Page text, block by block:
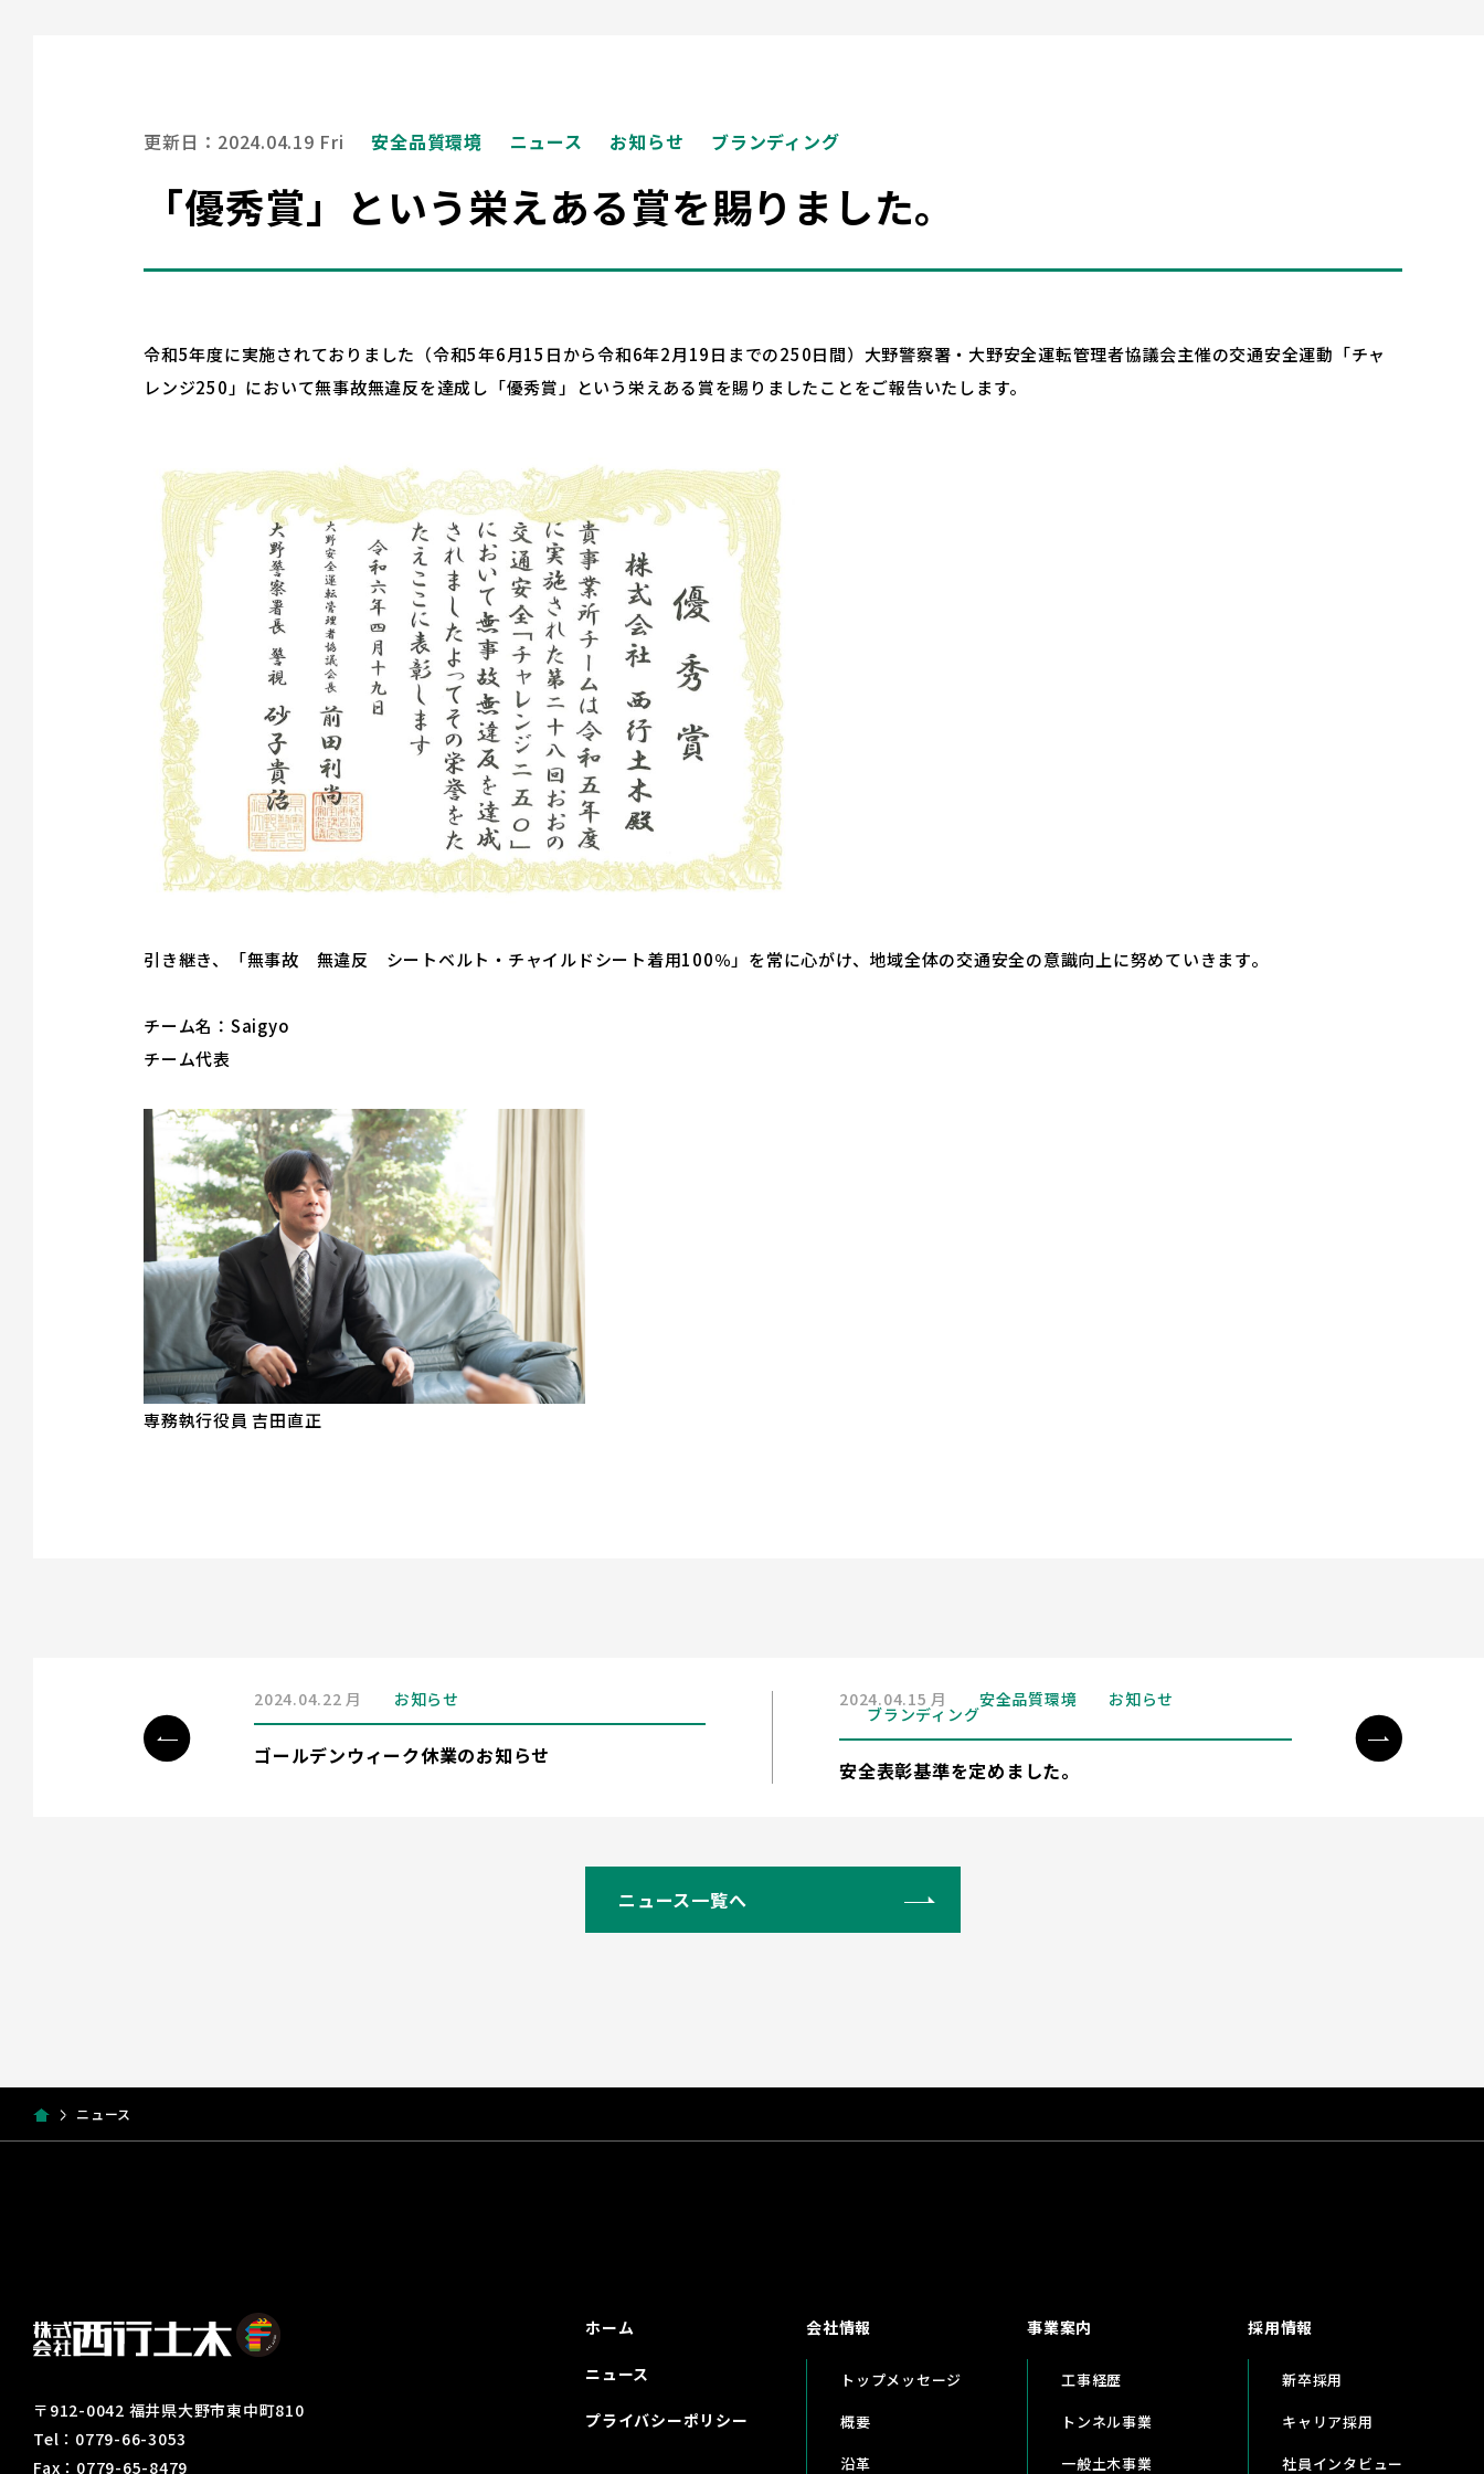
更新日：2024.04.19 Fri 安全品質環境 ニュース お知らせ ブランディング
「優秀賞」という栄えある賞を賜りました。
令和5年度に実施されておりました（令和5年6月15日から令和6年2月19日までの250日間）大野警察署・大野安全運転管理者協議会主催の交通安全運動「チャ
レンジ250」において無事故無違反を達成し「優秀賞」という栄えある賞を賜りましたことをご報告いたします。
引き継き、「無事故 無違反 シートベルト・チャイルドシート着用100％」を常に心がけ、地域全体の交通安全の意識向上に努めていきます。
チーム名：Saigyo
チーム代表
専務執行役員 吉田直正
2024.04.22 月 お知らせ
ゴールデンウィーク休業のお知らせ
2024.04.15 月 安全品質環境 お知らせ
ブランディング
安全表彰基準を定めました。
ニュース一覧へ
ニュース
〒912-0042 福井県大野市東中町810
Tel：0779-66-3053
Fax：0779-65-8479
ホーム
ニュース
プライバシーポリシー
会社情報
トップメッセージ
概要
沿革
事業案内
工事経歴
トンネル事業
一般土木事業
採用情報
新卒採用
キャリア採用
社員インタビュー